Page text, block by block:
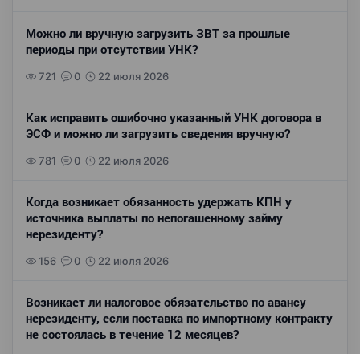
Можно ли вручную загрузить ЗВТ за прошлые
периоды при отсутствии УНК?
721 0 22 июля 2026
Как исправить ошибочно указанный УНК договора в
ЭСФ и можно ли загрузить сведения вручную?
781 0 22 июля 2026
Когда возникает обязанность удержать КПН у
источника выплаты по непогашенному займу
нерезиденту?
156 0 22 июля 2026
Возникает ли налоговое обязательство по авансу
нерезиденту, если поставка по импортному контракту
не состоялась в течение 12 месяцев?